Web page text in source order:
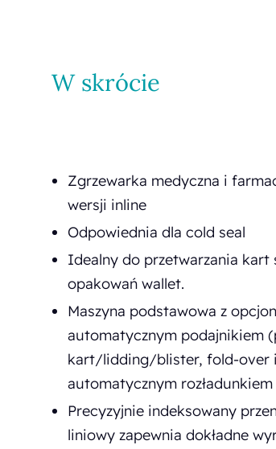
W skrócie
Zgrzewarka medyczna i
wersji inline
Odpowiednia dla cold seal
Idealny do przetwarzania kart
opakowań wallet.
Maszyna podstawowa z
automatycznym podajnikiem
kart/lidding/blister, fold-over i
automatycznym rozładunkiem
Precyzyjnie indeksowany
liniowy zapewnia dokładne